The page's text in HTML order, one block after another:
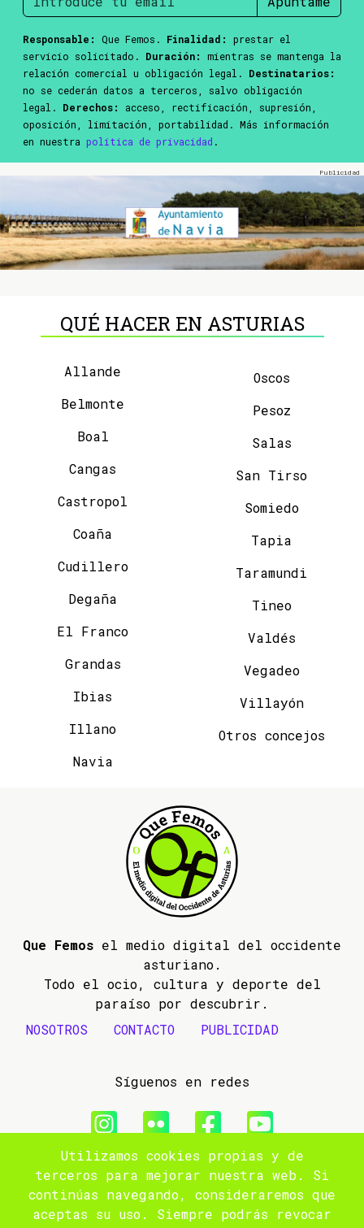
Responsable: Que Femos. Finalidad:
prestar el
servicio solicitado. Duración:
mientras se mantenga la
relación comercial u obligación legal. Destinatarios:
no se cederán datos a terceros, salvo obligación
legal. Derechos:
acceso, rectificación, supresión,
oposición, limitación, portabilidad. Más información
en nuestra política de privacidad .
QUÉ HACER EN ASTURIAS
Allande
Belmonte
Boal
Cangas
Castropol
Coaña
Cudillero
Degaña
El Franco
Grandas
Ibias
Illano
Navia
Oscos
Pesoz
Salas
San Tirso
Somiedo
Tapia
Taramundi
Tineo
Valdés
Vegadeo
Villayón
Otros concejos
Que Femos el medio digital del occidente
asturiano.
Todo el ocio, cultura y deporte del
paraíso por descubrir.
NOSOTROS
CONTACTO PUBLICIDAD
Síguenos en redes
© 2009- 2026 Que Femos
Utilizamos cookies propias y de
terceros para mejorar nuestra web. Si
continúas navegando, consideraremos que
aceptas su uso. Siempre podrás revocar